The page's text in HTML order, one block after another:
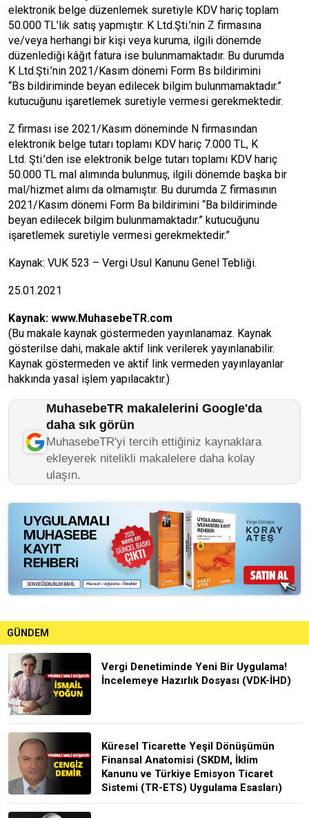
elektronik belge düzenlemek suretiyle KDV hariç toplam
50.000 TL’lik satış yapmıştır. K Ltd.Şti.’nin Z firmasına
ve/veya herhangi bir kişi veya kuruma, ilgili dönemde
düzenlediği kâğıt fatura ise bulunmamaktadır. Bu durumda
K Ltd.Şti.’nin 2021/Kasım dönemi Form Bs bildirimini
“Bs bildiriminde beyan edilecek bilgim bulunmamaktadır.”
kutucuğunu işaretlemek suretiyle vermesi gerekmektedir.
Z firması ise 2021/Kasım döneminde N firmasından
elektronik belge tutarı toplamı KDV hariç 7.000 TL, K
Ltd. Şti.’den ise elektronik belge tutarı toplamı KDV hariç
50.000 TL mal alımında bulunmuş, ilgili dönemde başka bir
mal/hizmet alımı da olmamıştır. Bu durumda Z firmasının
2021/Kasım dönemi Form Ba bildirimini “Ba bildiriminde
beyan edilecek bilgim bulunmamaktadır.” kutucuğunu
işaretlemek suretiyle vermesi gerekmektedir.”
Kaynak: VUK 523 – Vergi Usul Kanunu Genel Tebliği.
25.01.2021
Kaynak: www.MuhasebeTR.com
(Bu makale kaynak göstermeden yayınlanamaz. Kaynak
gösterilse dahi, makale aktif link verilerek yayınlanabilir.
Kaynak göstermeden ve aktif link vermeden yayınlayanlar
hakkında yasal işlem yapılacaktır.)
MuhasebeTR makalelerini Google'da
daha sık görün
MuhasebeTR'yi tercih ettiğiniz kaynaklara
ekleyerek nitelikli makalelere daha kolay
ulaşın.
GÜNDEM
Vergi Denetiminde Yeni Bir Uygulama!
İncelemeye Hazırlık Dosyası (VDK-İHD)
Küresel Ticarette Yeşil Dönüşümün
Finansal Anatomisi (SKDM, İklim
Kanunu ve Türkiye Emisyon Ticaret
Sistemi (TR-ETS) Uygulama Esasları)